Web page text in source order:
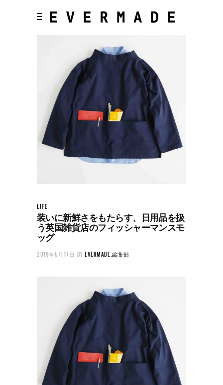
LIFE
装いに新鮮さをもたらす、日用品を扱
う英国雑貨店のフィッシャーマンスモ
ッグ
2019年5月17日 BYEVERMADE.編集部